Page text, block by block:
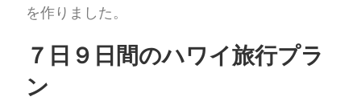
を作りました。
７日９日間のハワイ旅行プラ
ン